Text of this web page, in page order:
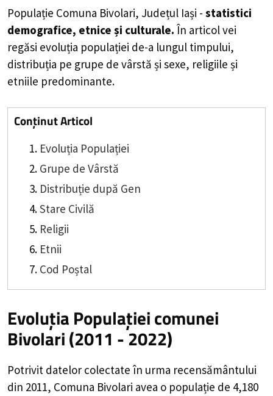
Populație Comuna Bivolari, Județul Iași - statistici
demografice, etnice și culturale. În articol vei
regăsi evoluția populației de-a lungul timpului,
distribuția pe grupe de vârstă și sexe, religiile și
etniile predominante.
Conținut Articol
Evoluția Populației
Grupe de Vârstă
Distribuție după Gen
Stare Civilă
Religii
Etnii
Cod Poștal
Evoluția Populației comunei
Bivolari (2011 - 2022)
Potrivit datelor colectate în urma recensământului
din 2011, Comuna Bivolari avea o populație de 4,180